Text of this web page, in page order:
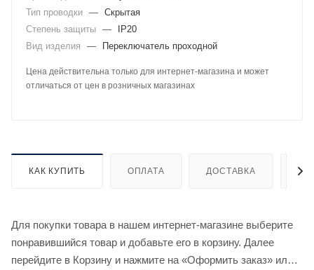
Тип проводки — Скрытая
Степень защиты —
IP20
Вид изделия
— Переключатель проходной
Цена действительна только для интернет-магазина и может
отличаться от цен в розничных магазинах
КАК КУПИТЬ ОПЛАТА ДОСТАВКА
Для покупки товара в нашем интернет-магазине выберите
понравившийся товар и добавьте его в корзину. Далее
перейдите в Корзину и нажмите на «Оформить заказ» или